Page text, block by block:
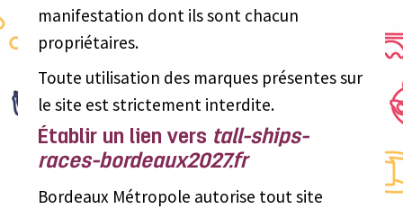
manifestation dont ils sont chacun
propriétaires.
Toute utilisation des marques présentes sur
le site est strictement interdite.
Établir un lien vers tall-ships-
races-bordeaux2027.fr
Bordeaux Métropole autorise tout site